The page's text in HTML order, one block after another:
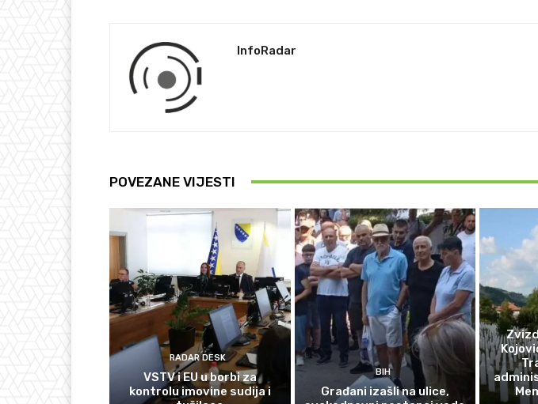
InfoRadar
POVEZANE VIJESTI
RADAR DESK
VSTV i EU u borbi za
kontrolu imovine sudija i
BIH
Građani izašli na ulice,